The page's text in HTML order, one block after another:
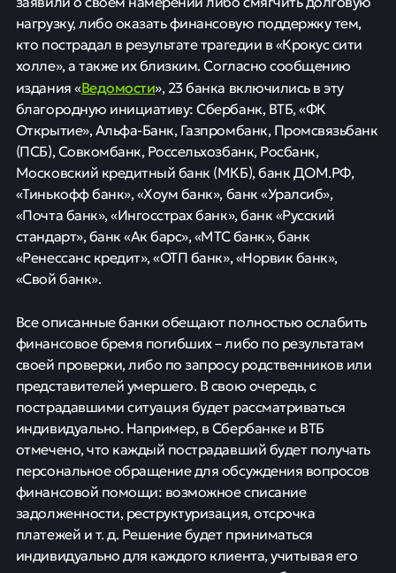
нагрузку, либо оказать финансовую поддержку тем,
кто пострадал в результате трагедии в «Крокус сити
холле», а также их близким. Согласно сообщению
издания «Ведомости», 23 банка включились в эту
благородную инициативу: Сбербанк, ВТБ, «ФК
Открытие», Альфа-Банк, Газпромбанк, Промсвязьбанк
(ПСБ), Совкомбанк, Россельхозбанк, Росбанк,
Московский кредитный банк (МКБ), банк ДОМ.РФ,
«Тинькофф банк», «Хоум банк», банк «Уралсиб»,
«Почта банк», «Ингосстрах банк», банк «Русский
стандарт», банк «Ак барс», «МТС банк», банк
«Ренессанс кредит», «ОТП банк», «Норвик банк»,
«Свой банк».
Все описанные банки обещают полностью ослабить
финансовое бремя погибших – либо по результатам
своей проверки, либо по запросу родственников или
представителей умершего. В свою очередь, с
пострадавшими ситуация будет рассматриваться
индивидуально. Например, в Сбербанке и ВТБ
отмечено, что каждый пострадавший будет получать
персональное обращение для обсуждения вопросов
финансовой помощи: возможное списание
задолженности, реструктуризация, отсрочка
платежей и т. д. Решение будет приниматься
индивидуально для каждого клиента, учитывая его